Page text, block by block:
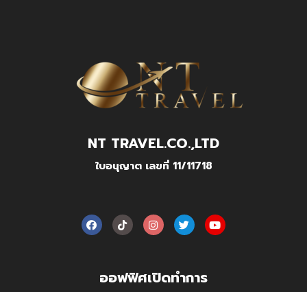
NT TRAVEL.CO.,LTD
ใบอนุญาต เลขที่ 11/11718
ออฟฟิศเปิดทำการ